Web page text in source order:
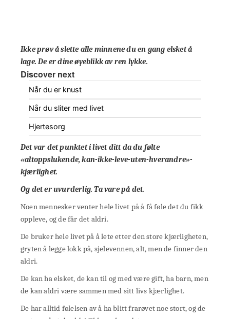
Ikke prøv å slette alle minnene du en gang elsket å
lage. De er dine øyeblikk av ren lykke.
Discover next
Når du er knust
Når du sliter med livet
Hjertesorg
Det var det punktet i livet ditt da du følte
«altoppslukende, kan-ikke-leve-uten-hverandre»-
kjærlighet.
Og det er uvurderlig. Ta vare på det.
Noen mennesker venter hele livet på å få føle det du fikk
oppleve, og de får det aldri.
De bruker hele livet på å lete etter den store kjærligheten,
gryten å legge lokk på, sjelevennen, alt, men de finner den
aldri.
De kan ha elsket, de kan til og med være gift, ha barn, men
de kan aldri være sammen med sitt livs kjærlighet.
De har alltid følelsen av å ha blitt frarøvet noe stort, og de